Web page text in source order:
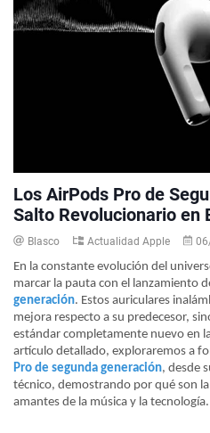
Los AirPods Pro de
Salto Revolucionario en
Blasco Actualidad Apple
En la constante evolución del
marcar la pauta con el lanzamiento
generación. Estos auriculares
mejora respecto a su predecesor,
estándar completamente nuevo en
artículo detallado, exploraremos a
Pro de segunda generación, desde
técnico, demostrando por qué son
amantes de la música y la tecnología.